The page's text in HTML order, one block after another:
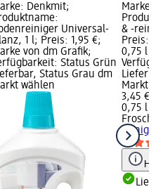
Denkmit;
Universal-
1 l; Preis: 1,95 €;
von dm Grafik;
Status Grün
Status Grau dm
wählen
Marke:
& -
Preis:
0,75 l
Markt
3,45 €
0,75 l
Frosch
reiniger